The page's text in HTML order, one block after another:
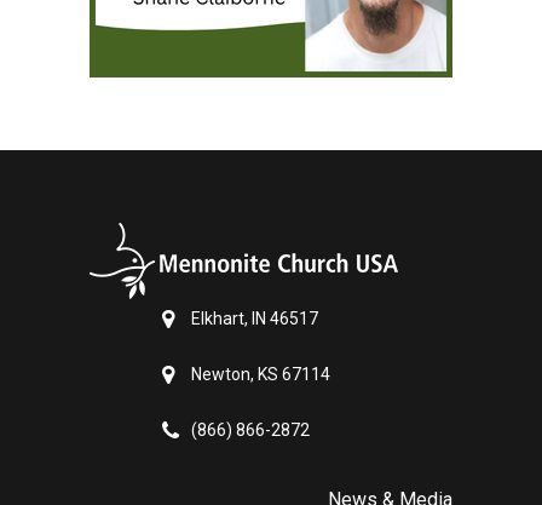
Elkhart, IN 46517
Newton, KS 67114
(866) 866-2872
News & Media